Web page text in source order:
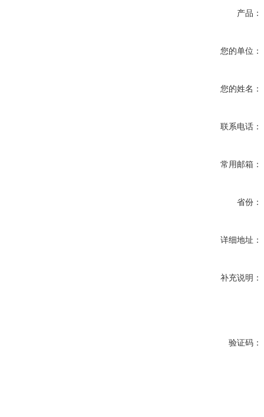
产品：
您的单位：
您的姓名：
联系电话：
常用邮箱：
省份：
详细地址：
补充说明：
验证码：